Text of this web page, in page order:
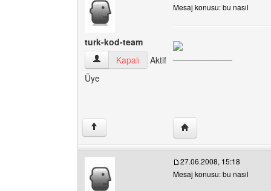
turk-kod-team
turk-kod-team Kullanıcının profilini görüntüle
Kapalı
Aktif
Üye
Mesaj konusu: bu nasıl
↑ Yazarın web sitesini
27.06.2008, 15:18
Mesaj konusu: bu nasıl